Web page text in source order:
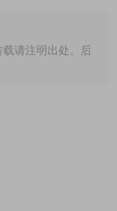
载请注明出处。后